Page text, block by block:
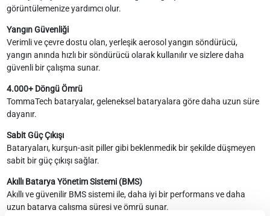
görüntülemenize yardımcı olur.
Yangın Güvenliği
Verimli ve çevre dostu olan, yerleşik aerosol yangın söndürücü,
yangın anında hızlı bir söndürücü olarak kullanılır ve sizlere daha
güvenli bir çalışma sunar.
4.000+ Döngü Ömrü
TommaTech bataryalar, geleneksel bataryalara göre daha uzun süre
dayanır.
Sabit Güç Çıkışı
Bataryaları, kurşun-asit piller gibi beklenmedik bir şekilde düşmeyen
sabit bir güç çıkışı sağlar.
Akıllı Batarya Yönetim Sistemi (BMS)
Akıllı ve güvenilir BMS sistemi ile, daha iyi bir performans ve daha
uzun batarya çalışma süresi ve ömrü sunar.